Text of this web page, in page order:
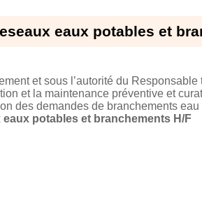
eaux potables et
et sous l’autorité du
et la maintenance préventive et
des demandes de branchements
potables et branchements H/F